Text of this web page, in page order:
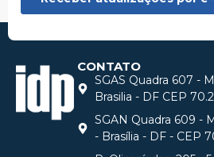
CONTATO
SGAS Quadra 607 -
Brasilia - DF CEP
SGAN Quadra 609 -
- Brasília - DF - CEP